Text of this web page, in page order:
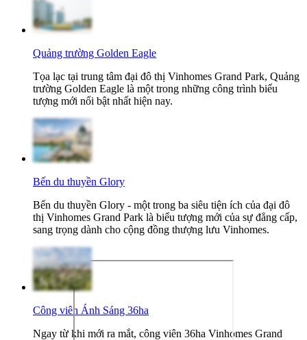
Quảng trường Golden Eagle
Tọa lạc tại trung tâm đại đô thị Vinhomes Grand Park, Quảng
trường Golden Eagle là một trong những công trình biểu
tượng mới nổi bật nhất hiện nay.
Bến du thuyền Glory
Bến du thuyền Glory - một trong ba siêu tiện ích của đại đô
thị Vinhomes Grand Park là biểu tượng mới của sự đẳng cấp,
sang trọng dành cho cộng đồng thượng lưu Vinhomes.
Công viên Ánh Sáng 36ha
Ngay từ khi mới ra mắt, công viên 36ha Vinhomes Grand